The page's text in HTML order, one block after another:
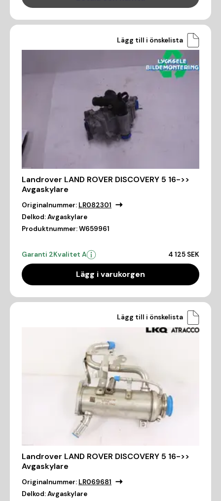
Lägg till i önskelista
Landrover LAND ROVER DISCOVERY 5 16->>
Avgaskylare
Originalnummer: LR082301
Delkod:Avgaskylare
Produktnummer:W659961
Garanti 2Kvalitet A 4 125 SEK
Lägg i varukorgen
Lägg till i önskelista
Landrover LAND ROVER DISCOVERY 5 16->>
Avgaskylare
Originalnummer: LR069681
Delkod:Avgaskylare